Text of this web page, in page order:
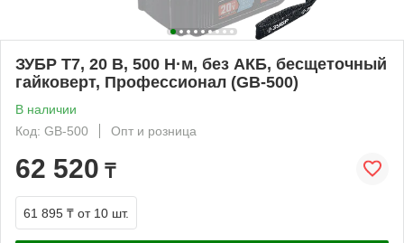
ЗУБР Т7, 20 В, 500 Н·м, без АКБ, бесщеточный
гайковерт, Профессионал (GB-500)
В наличии
Код: GB-500
Опт и розница
62 520 ₸
61 895 ₸ от 10 шт.